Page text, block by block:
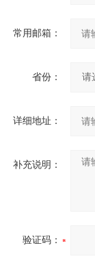
常用邮箱：
省份：
详细地址：
补充说明：
验证码：